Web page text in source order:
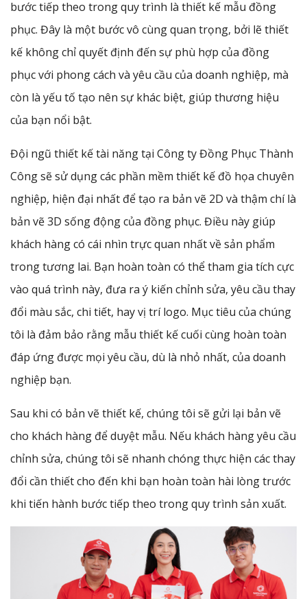
bước tiếp theo trong quy trình là thiết kế mẫu đồng
phục. Đây là một bước vô cùng quan trọng, bởi lẽ thiết
kế không chỉ quyết định đến sự phù hợp của đồng
phục với phong cách và yêu cầu của doanh nghiệp, mà
còn là yếu tố tạo nên sự khác biệt, giúp thương hiệu
của bạn nổi bật.
Đội ngũ thiết kế tài năng tại Công ty Đồng Phục Thành
Công sẽ sử dụng các phần mềm thiết kế đồ họa chuyên
nghiệp, hiện đại nhất để tạo ra bản vẽ 2D và thậm chí là
bản vẽ 3D sống động của đồng phục. Điều này giúp
khách hàng có cái nhìn trực quan nhất về sản phẩm
trong tương lai. Bạn hoàn toàn có thể tham gia tích cực
vào quá trình này, đưa ra ý kiến chỉnh sửa, yêu cầu thay
đổi màu sắc, chi tiết, hay vị trí logo. Mục tiêu của chúng
tôi là đảm bảo rằng mẫu thiết kế cuối cùng hoàn toàn
đáp ứng được mọi yêu cầu, dù là nhỏ nhất, của doanh
nghiệp bạn.
Sau khi có bản vẽ thiết kế, chúng tôi sẽ gửi lại bản vẽ
cho khách hàng để duyệt mẫu. Nếu khách hàng yêu cầu
chỉnh sửa, chúng tôi sẽ nhanh chóng thực hiện các thay
đổi cần thiết cho đến khi bạn hoàn toàn hài lòng trước
khi tiến hành bước tiếp theo trong quy trình sản xuất.